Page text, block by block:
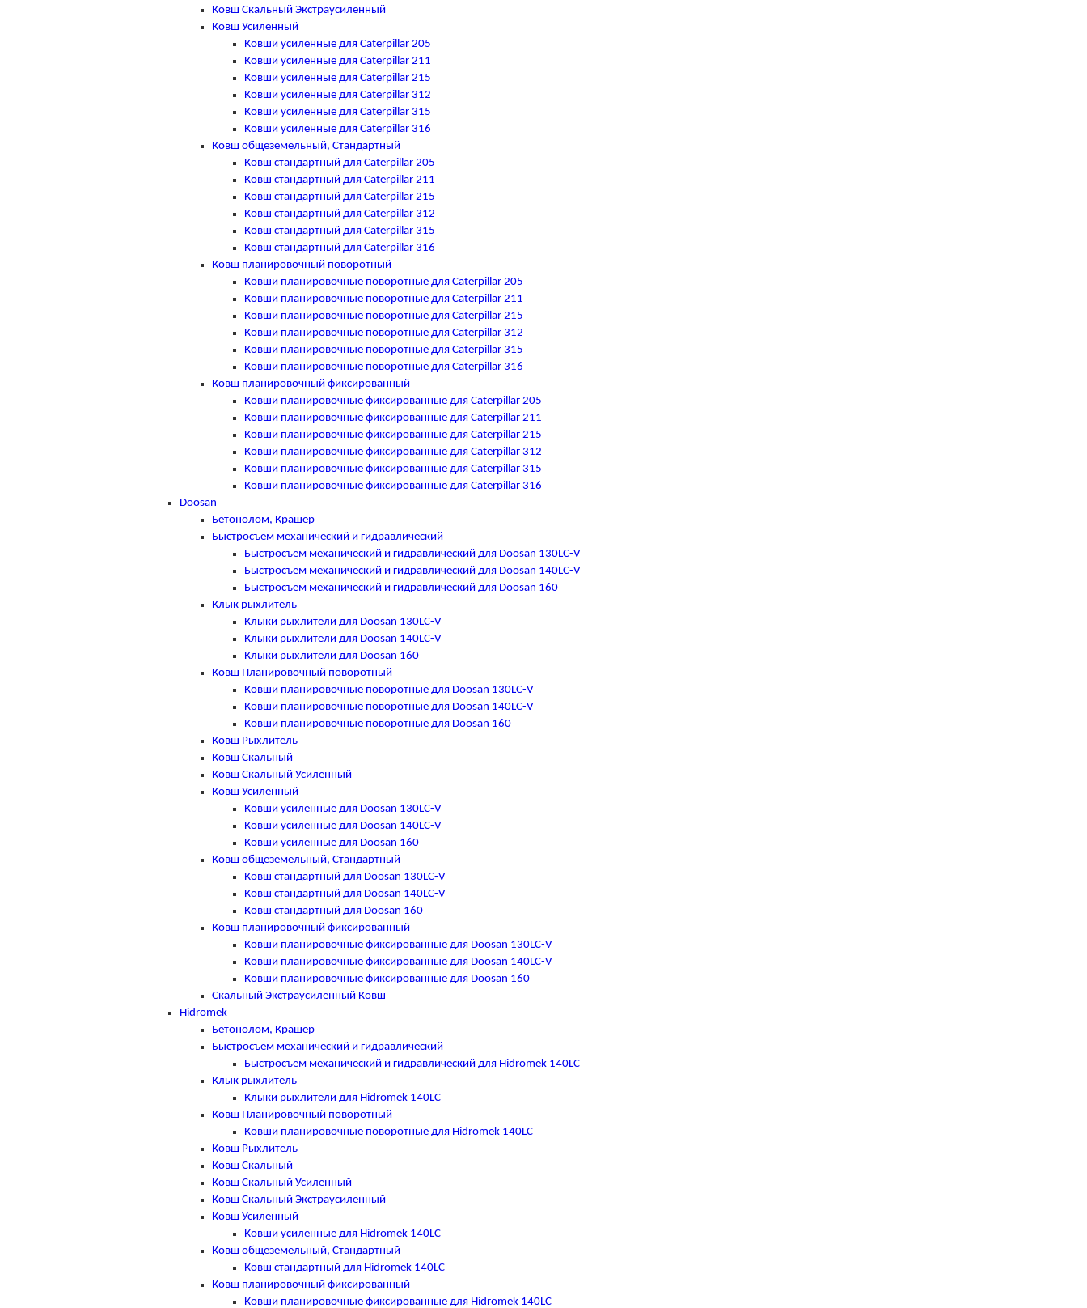
Ковш Скальный Экстраусиленный
Ковш Усиленный
Ковши усиленные для Caterpillar 205
Ковши усиленные для Caterpillar 211
Ковши усиленные для Caterpillar 215
Ковши усиленные для Caterpillar 312
Ковши усиленные для Caterpillar 315
Ковши усиленные для Caterpillar 316
Ковш общеземельный, Стандартный
Ковш стандартный для Caterpillar 205
Ковш стандартный для Caterpillar 211
Ковш стандартный для Caterpillar 215
Ковш стандартный для Caterpillar 312
Ковш стандартный для Caterpillar 315
Ковш стандартный для Caterpillar 316
Ковш планировочный поворотный
Ковши планировочные поворотные для Caterpillar 205
Ковши планировочные поворотные для Caterpillar 211
Ковши планировочные поворотные для Caterpillar 215
Ковши планировочные поворотные для Caterpillar 312
Ковши планировочные поворотные для Caterpillar 315
Ковши планировочные поворотные для Caterpillar 316
Ковш планировочный фиксированный
Ковши планировочные фиксированные для Caterpillar 205
Ковши планировочные фиксированные для Caterpillar 211
Ковши планировочные фиксированные для Caterpillar 215
Ковши планировочные фиксированные для Caterpillar 312
Ковши планировочные фиксированные для Caterpillar 315
Ковши планировочные фиксированные для Caterpillar 316
Doosan
Бетонолом, Крашер
Быстросъём механический и гидравлический
Быстросъём механический и гидравлический для Doosan 130LC-V
Быстросъём механический и гидравлический для Doosan 140LC-V
Быстросъём механический и гидравлический для Doosan 160
Клык рыхлитель
Клыки рыхлители для Doosan 130LC-V
Клыки рыхлители для Doosan 140LC-V
Клыки рыхлители для Doosan 160
Ковш Планировочный поворотный
Ковши планировочные поворотные для Doosan 130LC-V
Ковши планировочные поворотные для Doosan 140LC-V
Ковши планировочные поворотные для Doosan 160
Ковш Рыхлитель
Ковш Скальный
Ковш Скальный Усиленный
Ковш Усиленный
Ковши усиленные для Doosan 130LC-V
Ковши усиленные для Doosan 140LC-V
Ковши усиленные для Doosan 160
Ковш общеземельный, Стандартный
Ковш стандартный для Doosan 130LC-V
Ковш стандартный для Doosan 140LC-V
Ковш стандартный для Doosan 160
Ковш планировочный фиксированный
Ковши планировочные фиксированные для Doosan 130LC-V
Ковши планировочные фиксированные для Doosan 140LC-V
Ковши планировочные фиксированные для Doosan 160
Скальный Экстраусиленный Ковш
Hidromek
Бетонолом, Крашер
Быстросъём механический и гидравлический
Быстросъём механический и гидравлический для Hidromek 140LC
Клык рыхлитель
Клыки рыхлители для Hidromek 140LC
Ковш Планировочный поворотный
Ковши планировочные поворотные для Hidromek 140LC
Ковш Рыхлитель
Ковш Скальный
Ковш Скальный Усиленный
Ковш Скальный Экстраусиленный
Ковш Усиленный
Ковши усиленные для Hidromek 140LC
Ковш общеземельный, Стандартный
Ковш стандартный для Hidromek 140LC
Ковш планировочный фиксированный
Ковши планировочные фиксированные для Hidromek 140LC